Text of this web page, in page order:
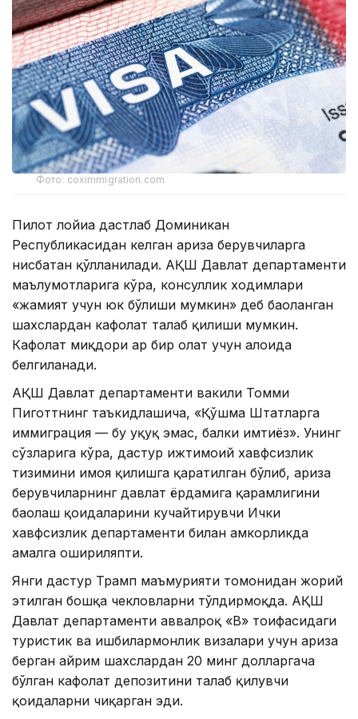
Фото: coximmigration.com
Пилот лойиҳа дастлаб Доминикан
Республикасидан келган ариза берувчиларга
нисбатан қўлланилади. АҚШ Давлат департаменти
маълумотларига кўра, консуллик ходимлари
«жамият учун юк бўлиши мумкин» деб баҳоланган
шахслардан кафолат талаб қилиши мумкин.
Кафолат миқдори ҳар бир ҳолат учун алоҳида
белгиланади.
АҚШ Давлат департаменти вакили Томми
Пиготтнинг таъкидлашича, «Қўшма Штатларга
иммиграция — бу ҳуқуқ эмас, балки имтиёз». Унинг
сўзларига кўра, дастур ижтимоий хавфсизлик
тизимини ҳимоя қилишга қаратилган бўлиб, ариза
берувчиларнинг давлат ёрдамига қарамлигини
баҳолаш қоидаларини кучайтирувчи Ички
хавфсизлик департаменти билан ҳамкорликда
амалга ошириляпти.
Янги дастур Трамп маъмурияти томонидан жорий
этилган бошқа чекловларни тўлдирмоқда. АҚШ
Давлат департаменти аввалроқ «B» тоифасидаги
туристик ва ишбилармонлик визалари учун ариза
берган айрим шахслардан 20 минг долларгача
бўлган кафолат депозитини талаб қилувчи
қоидаларни чиқарган эди.